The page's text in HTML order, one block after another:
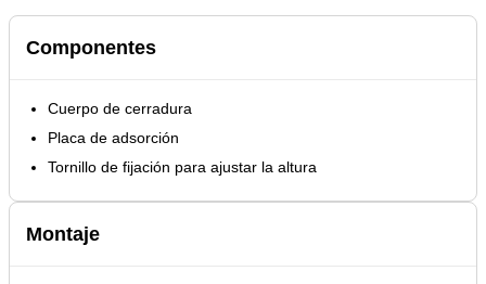
Componentes
Cuerpo de cerradura
Placa de adsorción
Tornillo de fijación para ajustar la altura
Montaje